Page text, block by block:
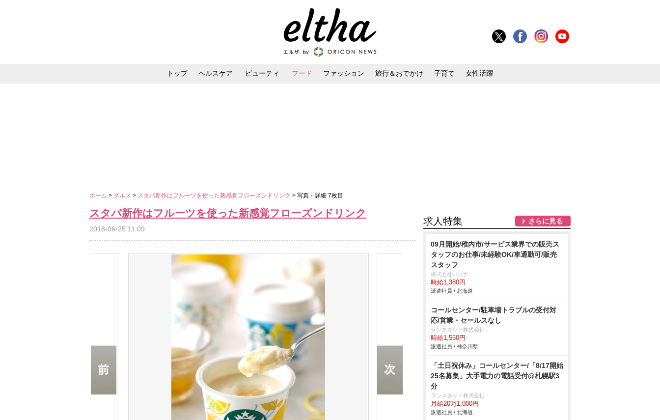
トップ ヘルスケア ビューティ フード ファッション 旅行＆おでかけ 子育て 女性活躍
ホーム > グルメ > スタバ新作はフルーツを使った新感覚フローズンドリンク > 写真・詳細 7枚目
スタバ新作はフルーツを使った新感覚フローズンドリンク
2018-06-25 11:09
求人特集 さらに見る
09月開始/稚内市/サービス業界での販売ス
タッフのお仕事/未経験OK/車通勤可/販売
スタッフ
株式会社パソナ
時給1,380円
派遣社員 / 北海道
コールセンター/駐車場トラブルの受付対
応/営業・セールスなし
ランスタッド株式会社
時給1,550円
派遣社員 / 神奈川県
「土日祝休み」コールセンター/「8/17開始
25名募集」大手電力の電話受付@札幌駅3
分
ランスタッド株式会社
月給20万1,000円
派遣社員 / 北海道